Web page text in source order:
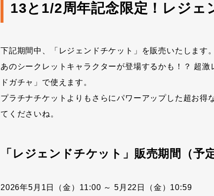
13と1/2周年記念限定！レジェ
下記期間中、「レジェンドチケット」を販売いたします。
あのシークレットキャラクターが登場するかも！？ 超
ドガチャ」で使えます。
プラチナチケットよりもさらにパワーアップした超お得
てくださいね。
「レジェンドチケット」販売期間（予定
2026年5月1日（金）11:00 ～ 5月22日（金）10:59